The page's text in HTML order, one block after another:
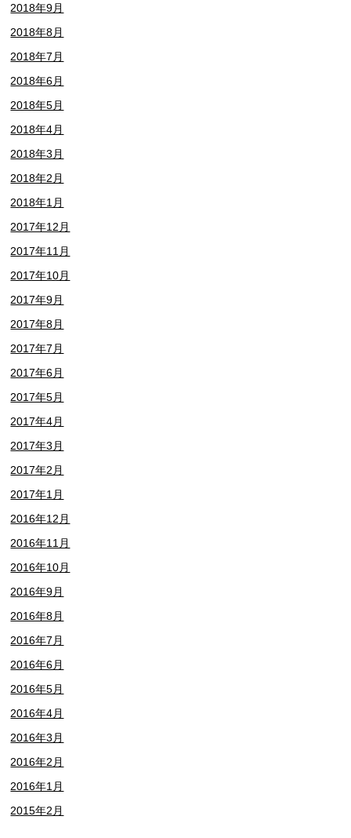
2018年9月
2018年8月
2018年7月
2018年6月
2018年5月
2018年4月
2018年3月
2018年2月
2018年1月
2017年12月
2017年11月
2017年10月
2017年9月
2017年8月
2017年7月
2017年6月
2017年5月
2017年4月
2017年3月
2017年2月
2017年1月
2016年12月
2016年11月
2016年10月
2016年9月
2016年8月
2016年7月
2016年6月
2016年5月
2016年4月
2016年3月
2016年2月
2016年1月
2015年2月